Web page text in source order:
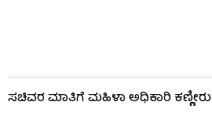
ಸಚಿವರ ಮಾತಿಗೆ ಮಹಿಳಾ ಅಧಿಕಾರಿ ಕಣ್ಣೀರು